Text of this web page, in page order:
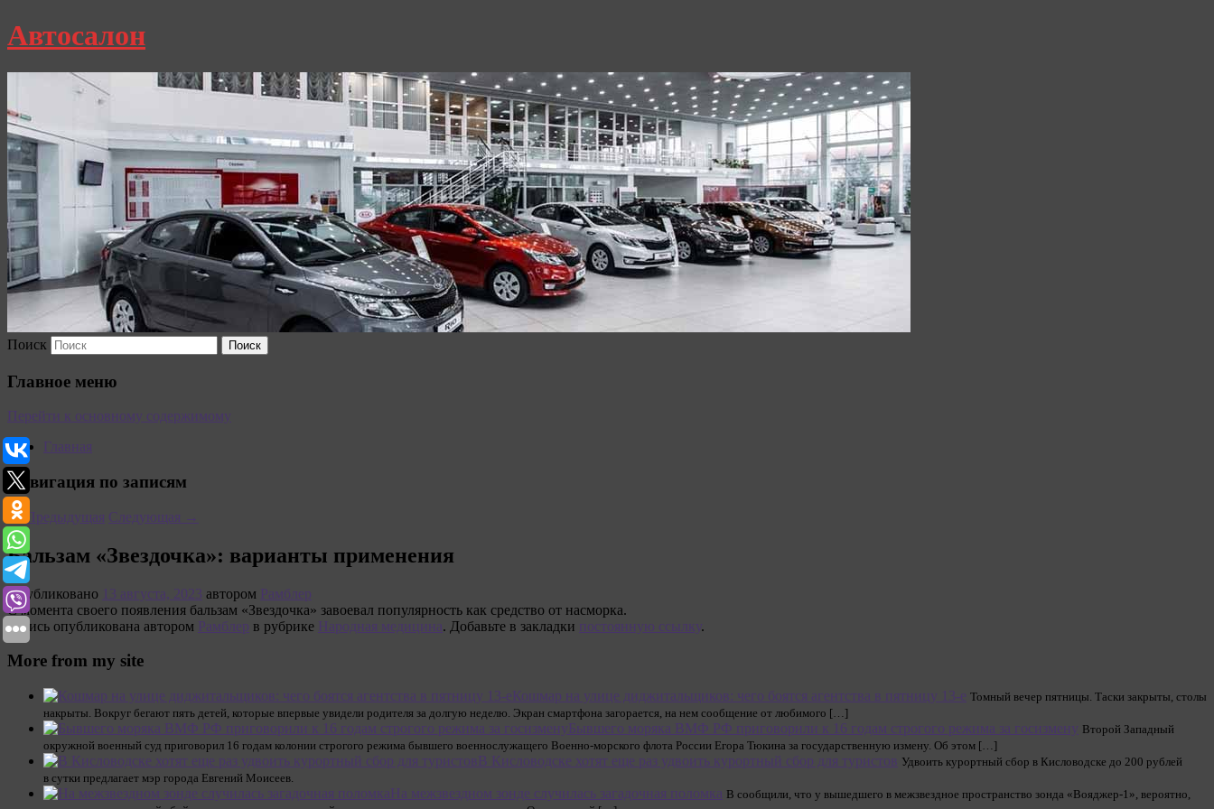
Автосалон
Поиск
Главное меню
Перейти к основному содержимому
Главная
Навигация по записям
←Предыдущая Следующая →
Бальзам «Звездочка»: варианты применения
Опубликовано 13 августа, 2023 автором Рамблер
С момента своего появления бальзам «Звездочка» завоевал популярность как средство от насморка.
Запись опубликована автором Рамблер в рубрике Народная медицина. Добавьте в закладки постоянную ссылку.
More from my site
Кошмар на улице диджитальщиков: чего боятся агентства в пятницу 13-е Томный вечер пятницы. Таски закрыты, столы
накрыты. Вокруг бегают пять детей, которые впервые увидели родителя за долгую неделю. Экран смартфона загорается, на нем сообщение от любимого […]
Бывшего моряка ВМФ РФ приговорили к 16 годам строгого режима за госизмену Второй Западный
окружной военный суд приговорил 16 годам колонии строгого режима бывшего военнослужащего Военно-морского флота России Егора Тюкина за государственную измену. Об этом […]
В Кисловодске хотят еще раз удвоить курортный сбор для туристов Удвоить курортный сбор в Кисловодске до 200 рублей
в сутки предлагает мэр города Евгений Моисеев.
На межзвездном зонде случилась загадочная поломка В сообщили, что у вышедшего в межзвездное пространство зонда «Вояджер-1», вероятно,